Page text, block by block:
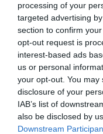
processing of your
targeted advertising
section to confirm
opt-out request is
interest-based ads
us or personal
your opt-out. You
disclosure of your
IAB’s list of
also be disclosed by
Downstream
Porto Katsiki, Lefkáda,
Lefkáda szigetén
kék vizű partot: a
alatt terül el, így
meredekebb